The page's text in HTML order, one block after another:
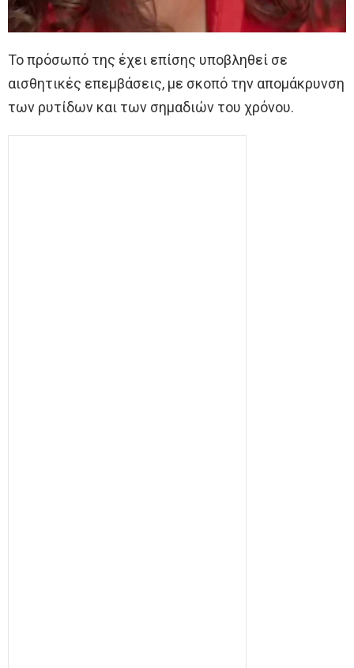
Το πρόσωπό της έχει επίσης υποβληθεί σε
αισθητικές επεμβάσεις, με σκοπό την απομάκρυνση
των ρυτίδων και των σημαδιών του χρόνου.